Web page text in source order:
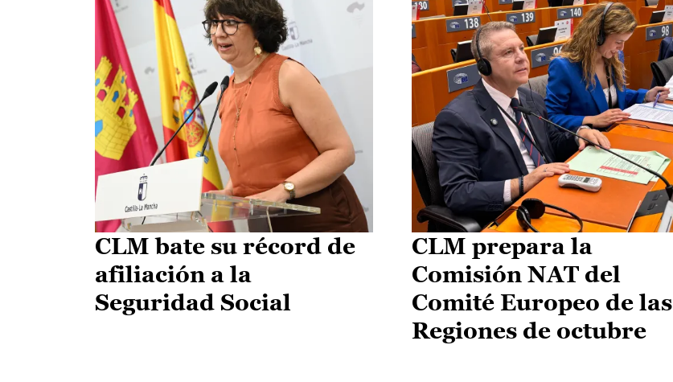
CLM bate su récord de
afiliación a la
Seguridad Social
CLM prepara la
Comisión NAT del
Comité Europeo de las
Regiones de octubre